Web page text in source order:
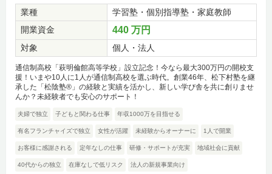
業種
学習塾・個別指導塾・家庭教師
開業資金
440 万円
対象 個人・法人
通信制高校「萩明倫館高等学校」設立記念！今なら最大300万円の開校支
援！いまや10人に1人が通信制高校を選ぶ時代。創業46年、松下村塾を継
承した「松陰塾®」の経験と実績を活かし、新しい学び舎を共に創りませ
んか？未経験者でも安心のサポート！
夫婦で独立 子どもと関わる仕事 年収1000万を目指せる
有名フランチャイズで独立 女性が活躍 未経験からオーナーに 1人で開業
お客様に感謝される 定年なしの仕事 研修・サポートが充実 地域社会に貢献
40代からの独立 在庫なしで低リスク 法人の新規事業向け